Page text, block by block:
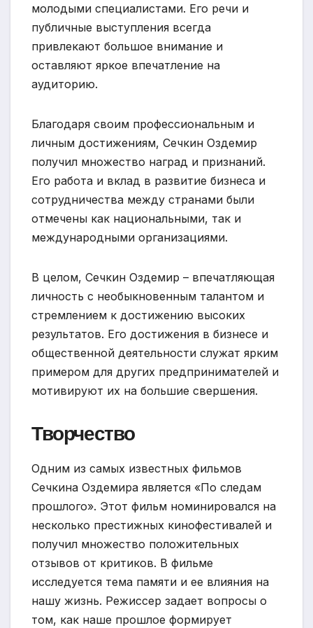
молодыми специалистами. Его речи и
публичные выступления всегда
привлекают большое внимание и
оставляют яркое впечатление на
аудиторию.
Благодаря своим профессиональным и
личным достижениям, Сечкин Оздемир
получил множество наград и признаний.
Его работа и вклад в развитие бизнеса и
сотрудничества между странами были
отмечены как национальными, так и
международными организациями.
В целом, Сечкин Оздемир – впечатляющая
личность с необыкновенным талантом и
стремлением к достижению высоких
результатов. Его достижения в бизнесе и
общественной деятельности служат ярким
примером для других предпринимателей и
мотивируют их на большие свершения.
Творчество
Одним из самых известных фильмов
Сечкина Оздемира является «По следам
прошлого». Этот фильм номинировался на
несколько престижных кинофестивалей и
получил множество положительных
отзывов от критиков. В фильме
исследуется тема памяти и ее влияния на
нашу жизнь. Режиссер задает вопросы о
том, как наше прошлое формирует